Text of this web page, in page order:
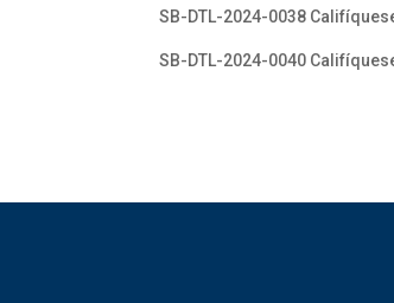
SB-DTL-2024-0038
SB-DTL-2024-0040